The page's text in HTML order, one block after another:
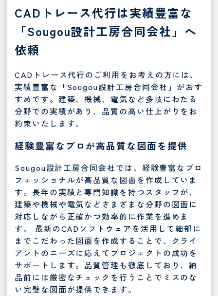
CADトレース代行は実績豊富な
「Sougou設計工房合同会社」へ
依頼
CADトレース代行のご利用をお考えの方には、
実績豊富な「Sougou設計工房合同会社」がおす
すめです。建築、機械、電気など多岐にわたる
分野での実績があり、品質の高い仕上がりをお
約束いたします。
経験豊富なプロが高品質な図面を提供
Sougou設計工房合同会社では、経験豊富なプロ
フェッショナルが高品質な図面を作成していま
す。長年の実績と専門知識を持つスタッフが、
建築や機械や電気などさまざまな分野の図面に
対応しながら正確かつ効率的に作業を進めま
す。 最新のCADソフトウェアを活用して細部に
までこだわった図面を作成することで、クライ
アントのニーズに応えてプロジェクトの成功を
サポートします。品質管理も徹底しており、納
品前には厳密なチェックを行うことでミスのな
い完璧な図面が提供できます。